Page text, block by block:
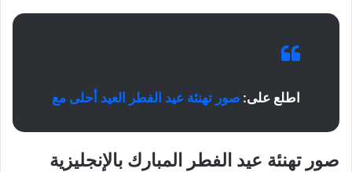
اطلع على: صور تهنئة عيد الفطر العيد أحلى مع
صور تهنئة عيد الفطر المبارك بالإنجليزية